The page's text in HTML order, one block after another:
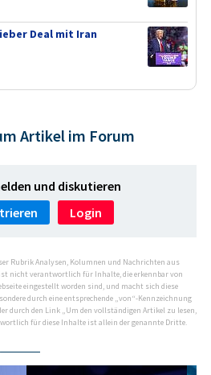
Deal mit Iran
Artikel im Forum
und diskutieren
Login
Rubrik Analysen, Kolumnen und Nachrichten aus
ist nicht verantwortlich für Inhalte, die erkennbar von
eingestellt worden sind, und macht sich diese
durch eine entsprechende „von“-Kennzeichnung
durch den Link „Um den vollständigen Artikel zu lesen,
für diese Inhalte ist allein der genannte Dritte.